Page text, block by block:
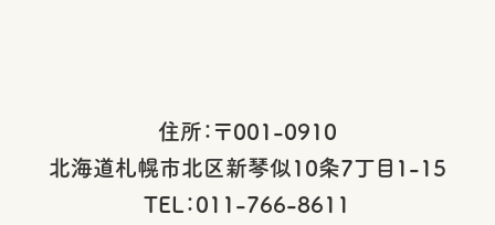
住所：〒001-0910
北海道札幌市北区新琴似10条7丁目1-15
TEL：011-766-8611